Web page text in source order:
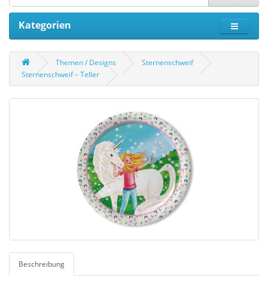
Kategorien
Themen / Designs
Sternenschweif
Sternenschweif – Teller
Beschreibung